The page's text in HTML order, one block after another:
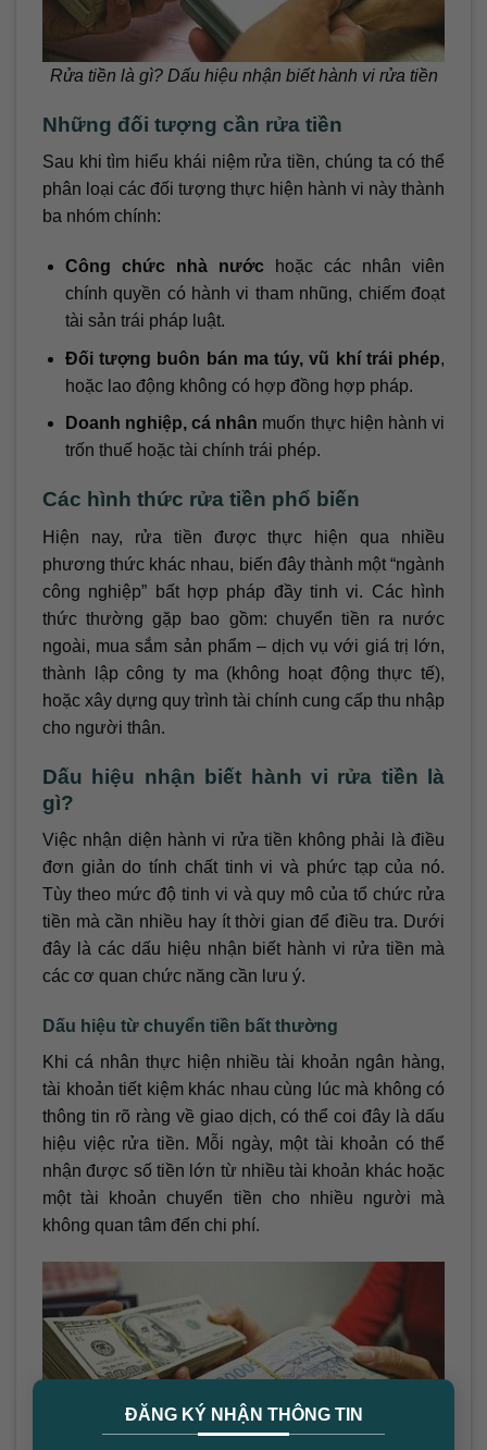
ĐĂNG KÝ NHẬN THÔNG TIN
Rửa tiền là gì? Dấu hiệu nhận biết hành vi rửa tiền
Những đối tượng cần rửa tiền
Sau khi tìm hiểu khái niệm rửa tiền, chúng ta có thể
phân loại các đối tượng thực hiện hành vi này thành
ba nhóm chính:
Công chức nhà nướchoặc các nhân viên
chính quyền có hành vi tham nhũng, chiếm đoạt
tài sản trái pháp luật.
Đối tượng buôn bán ma túy, vũ khí trái phép,
hoặc lao động không có hợp đồng hợp pháp.
Doanh nghiệp, cá nhân muốn thực hiện hành vi
trốn thuế hoặc tài chính trái phép.
Các hình thức rửa tiền phổ biến
Hiện nay, rửa tiền được thực hiện qua nhiều
phương thức khác nhau, biến đây thành một “ngành
công nghiệp” bất hợp pháp đầy tinh vi. Các hình
thức thường gặp bao gồm: chuyển tiền ra nước
ngoài, mua sắm sản phẩm – dịch vụ với giá trị lớn,
thành lập công ty ma (không hoạt động thực tế),
hoặc xây dựng quy trình tài chính cung cấp thu nhập
cho người thân.
Dấu hiệu nhận biết hành vi rửa tiền là
gì?
Việc nhận diện hành vi rửa tiền không phải là điều
đơn giản do tính chất tinh vi và phức tạp của nó.
Tùy theo mức độ tinh vi và quy mô của tổ chức rửa
tiền mà cần nhiều hay ít thời gian để điều tra. Dưới
đây là các dấu hiệu nhận biết hành vi rửa tiền mà
các cơ quan chức năng cần lưu ý.
Dấu hiệu từ chuyển tiền bất thường
Khi cá nhân thực hiện nhiều tài khoản ngân hàng,
tài khoản tiết kiệm khác nhau cùng lúc mà không có
thông tin rõ ràng về giao dịch, có thể coi đây là dấu
hiệu việc rửa tiền. Mỗi ngày, một tài khoản có thể
nhận được số tiền lớn từ nhiều tài khoản khác hoặc
một tài khoản chuyển tiền cho nhiều người mà
không quan tâm đến chi phí.